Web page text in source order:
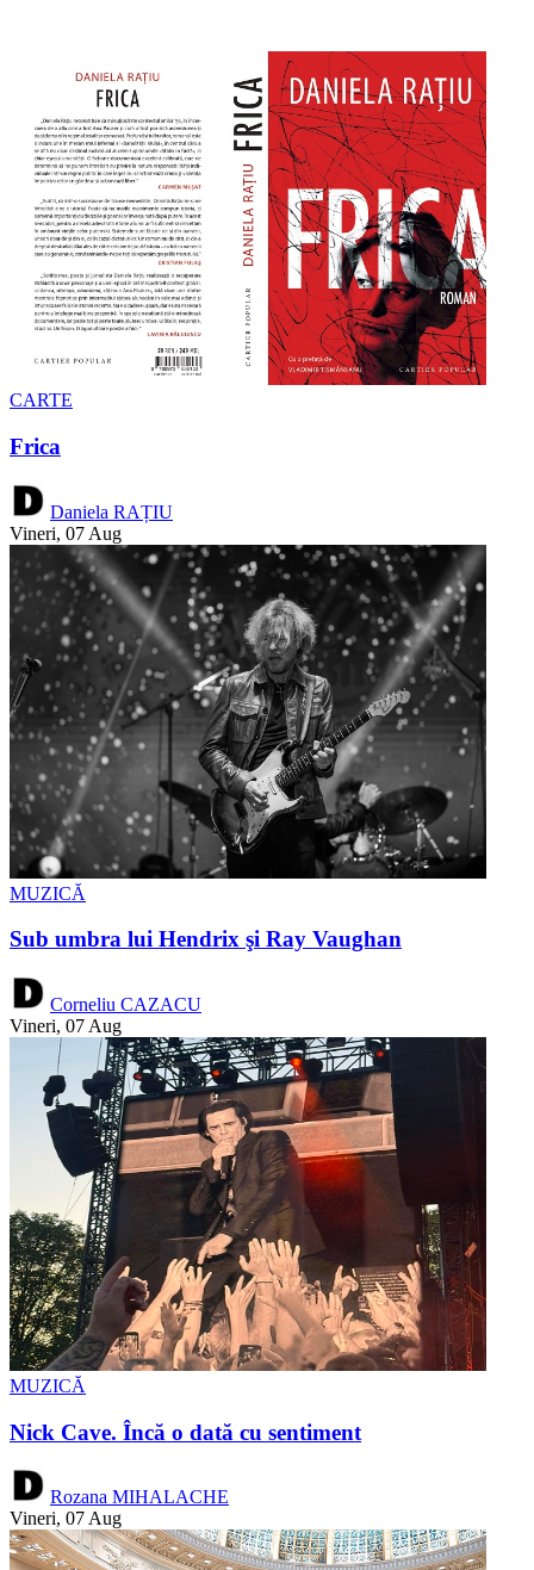
CARTE
Frica
Daniela RAȚIU
Vineri, 07 Aug
MUZICĂ
Sub umbra lui Hendrix şi Ray Vaughan
Corneliu CAZACU
Vineri, 07 Aug
MUZICĂ
Nick Cave. Încă o dată cu sentiment
Rozana MIHALACHE
Vineri, 07 Aug